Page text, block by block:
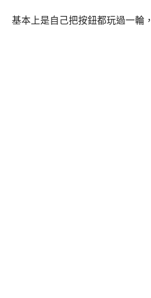
基本上是自己把按鈕都玩過一輪，